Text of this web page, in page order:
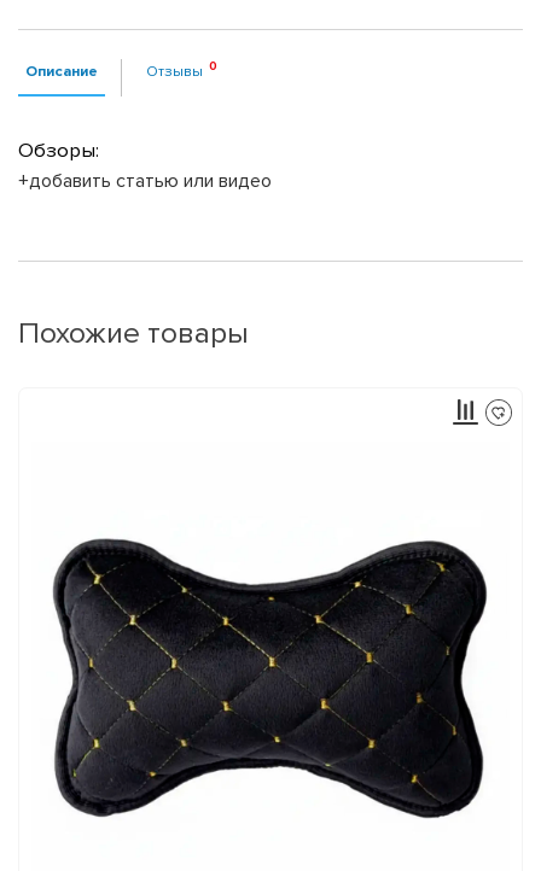
Описание Отзывы
Обзоры:
+добавить статью или видео
Похожие товары